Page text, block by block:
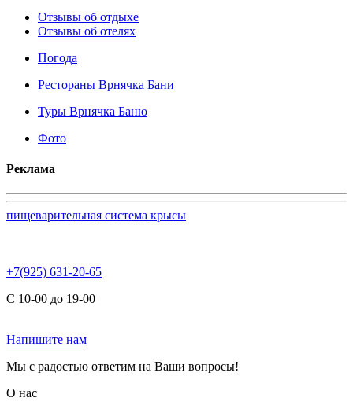
Отзывы об отдыхе
Отзывы об отелях
Погода
Рестораны Врнячка Бани
Туры Врнячка Баню
Фото
Реклама
пищеварительная система крысы
+7(925) 631-20-65
С 10-00 до 19-00
Напишите нам
Мы с радостью ответим на Ваши вопросы!
О нас